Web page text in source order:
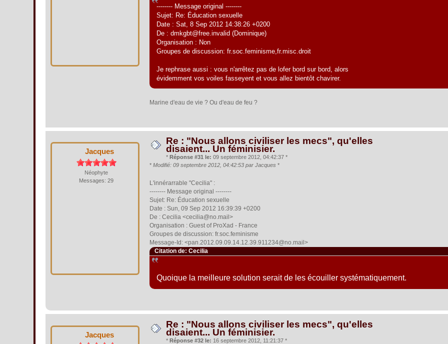
-------- Message original --------
Sujet: Re: Éducation sexuelle
Date : Sat, 8 Sep 2012 14:38:26 +0200
De : dmkgbt@free.invalid (Dominique)
Organisation : Non
Groupes de discussion: fr.soc.feminisme,fr.misc.droit
Je rephrase aussi : vous n'arrêtez pas de lofer bord sur bord, alors
évidemment vos voiles fasseyent et vous allez bientôt chavirer.
Marine d'eau de vie ? Ou d'eau de feu ?
Jacques
Néophyte
Messages: 29
Re : "Nous allons civiliser les mecs", qu'elles
disaient... Un féminisier.
* Réponse #31 le: 09 septembre 2012, 04:42:37 *
*Modifié: 09 septembre 2012, 04:42:53 par Jacques *
L'innérarrable "Cecilia" :
-------- Message original --------
Sujet: Re: Éducation sexuelle
Date : Sun, 09 Sep 2012 16:39:39 +0200
De : Cecilia <cecilia@no.mail>
Organisation : Guest of ProXad - France
Groupes de discussion: fr.soc.feminisme
Message-Id: <pan.2012.09.09.14.12.39.911234@no.mail>
Citation de: Cecilia
Quoique la meilleure solution serait de les écouiller systématiquement.
Jacques
Re : "Nous allons civiliser les mecs", qu'elles
disaient... Un féminisier.
* Réponse #32 le: 16 septembre 2012, 11:21:37 *